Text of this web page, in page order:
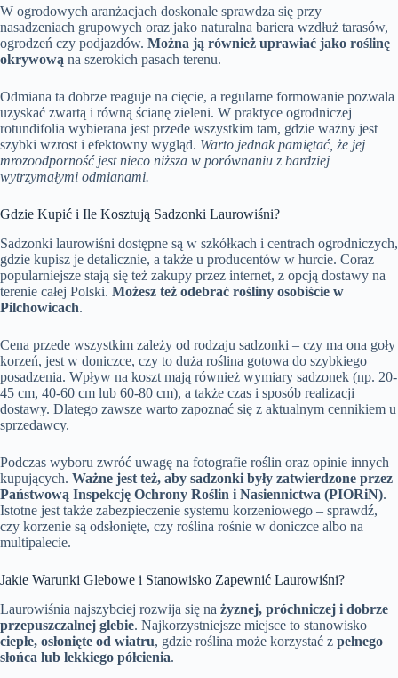
W ogrodowych aranżacjach doskonale sprawdza się przy
nasadzeniach grupowych oraz jako naturalna bariera wzdłuż tarasów,
ogrodzeń czy podjazdów. Można ją również uprawiać jako roślinę
okrywową na szerokich pasach terenu.
Odmiana ta dobrze reaguje na cięcie, a regularne formowanie pozwala
uzyskać zwartą i równą ścianę zieleni. W praktyce ogrodniczej
rotundifolia wybierana jest przede wszystkim tam, gdzie ważny jest
szybki wzrost i efektowny wygląd. Warto jednak pamiętać, że jej
mrozoodporność jest nieco niższa w porównaniu z bardziej
wytrzymałymi odmianami.
Gdzie Kupić i Ile Kosztują Sadzonki Laurowiśni?
Sadzonki laurowiśni dostępne są w szkółkach i centrach ogrodniczych,
gdzie kupisz je detalicznie, a także u producentów w hurcie. Coraz
popularniejsze stają się też zakupy przez internet, z opcją dostawy na
terenie całej Polski. Możesz też odebrać rośliny osobiście w
Pilchowicach.
Cena przede wszystkim zależy od rodzaju sadzonki – czy ma ona goły
korzeń, jest w doniczce, czy to duża roślina gotowa do szybkiego
posadzenia. Wpływ na koszt mają również wymiary sadzonek (np. 20-
45 cm, 40-60 cm lub 60-80 cm), a także czas i sposób realizacji
dostawy. Dlatego zawsze warto zapoznać się z aktualnym cennikiem u
sprzedawcy.
Podczas wyboru zwróć uwagę na fotografie roślin oraz opinie innych
kupujących. Ważne jest też, aby sadzonki były zatwierdzone przez
Państwową Inspekcję Ochrony Roślin i Nasiennictwa (PIORiN).
Istotne jest także zabezpieczenie systemu korzeniowego – sprawdź,
czy korzenie są odsłonięte, czy roślina rośnie w doniczce albo na
multipalecie.
Jakie Warunki Glebowe i Stanowisko Zapewnić Laurowiśni?
Laurowiśnia najszybciej rozwija się na żyznej, próchniczej i dobrze
przepuszczalnej glebie. Najkorzystniejsze miejsce to stanowisko
ciepłe, osłonięte od wiatru, gdzie roślina może korzystać z pełnego
słońca lub lekkiego półcienia.